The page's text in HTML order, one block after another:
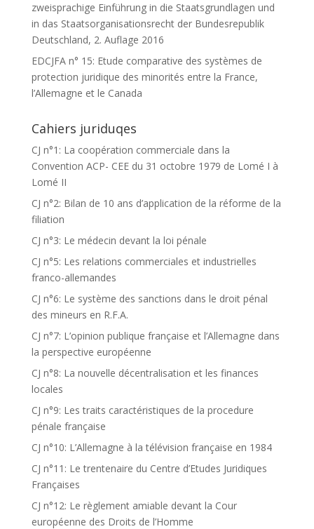
zweisprachige Einführung in die Staatsgrundlagen und
in das Staatsorganisationsrecht der Bundesrepublik
Deutschland, 2. Auflage 2016
EDCJFA n° 15: Etude comparative des systèmes de
protection juridique des minorités entre la France,
l’Allemagne et le Canada
Cahiers juriduqes
CJ n°1: La coopération commerciale dans la
Convention ACP- CEE du 31 octobre 1979 de Lomé I à
Lomé II
CJ n°2: Bilan de 10 ans d’application de la réforme de la
filiation
CJ n°3: Le médecin devant la loi pénale
CJ n°5: Les relations commerciales et industrielles
franco-allemandes
CJ n°6: Le système des sanctions dans le droit pénal
des mineurs en R.F.A.
CJ n°7: L’opinion publique française et l’Allemagne dans
la perspective européenne
CJ n°8: La nouvelle décentralisation et les finances
locales
CJ n°9: Les traits caractéristiques de la procedure
pénale française
CJ n°10: L’Allemagne à la télévision française en 1984
CJ n°11: Le trentenaire du Centre d’Etudes Juridiques
Françaises
CJ n°12: Le règlement amiable devant la Cour
européenne des Droits de l’Homme